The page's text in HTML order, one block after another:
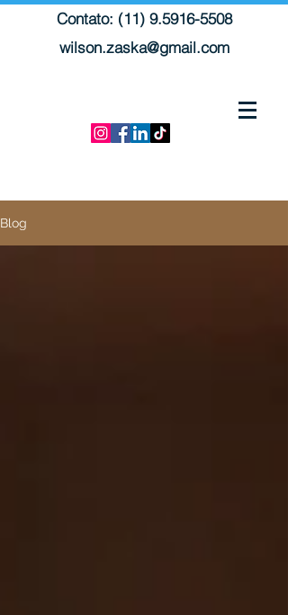
Contato: (11) 9.5916-5508
wilson.zaska@gmail.com
Blog